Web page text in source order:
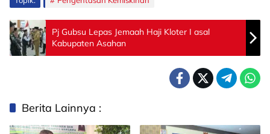
Pj Gubsu Lepas Jemaah Haji Kloter I asal
Kabupaten Asahan
Berita Lainnya :